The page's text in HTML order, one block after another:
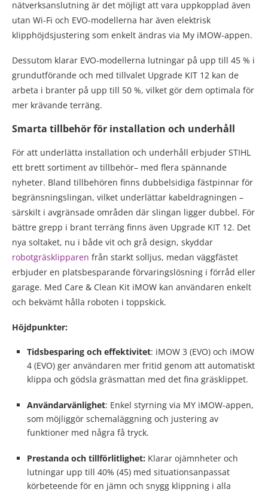
nätverksanslutning är det möjligt att vara uppkopplad även
utan Wi-Fi och EVO-modellerna har även elektrisk
klipphöjdsjustering som enkelt ändras via My iMOW-appen.
Dessutom klarar EVO-modellerna lutningar på upp till 45 % i
grundutförande och med tillvalet Upgrade KIT 12 kan de
arbeta i branter på upp till 50 %, vilket gör dem optimala för
mer krävande terräng.
Smarta tillbehör för installation och underhåll
För att underlätta installation och underhåll erbjuder STIHL
ett brett sortiment av tillbehör– med flera spännande
nyheter. Bland tillbehören finns dubbelsidiga fästpinnar för
begränsningslingan, vilket underlättar kabeldragningen –
särskilt i avgränsade områden där slingan ligger dubbel. För
bättre grepp i brant terräng finns även Upgrade KIT 12. Det
nya soltaket, nu i både vit och grå design, skyddar
robotgräsklipparen från starkt solljus, medan väggfästet
erbjuder en platsbesparande förvaringslösning i förråd eller
garage. Med Care & Clean Kit iMOW kan användaren enkelt
och bekvämt hålla roboten i toppskick.
Höjdpunkter:
Tidsbesparing och effektivitet: iMOW 3 (EVO) och iMOW
4 (EVO) ger användaren mer fritid genom att automatiskt
klippa och gödsla gräsmattan med det fina gräsklippet.
Användarvänlighet: Enkel styrning via MY iMOW-appen,
som möjliggör schemaläggning och justering av
funktioner med några få tryck.
Prestanda och tillförlitlighet: Klarar ojämnheter och
lutningar upp till 40% (45) med situationsanpassat
körbeteende för en jämn och snygg klippning i alla